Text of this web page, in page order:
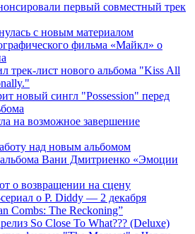
первый совместный трек
с новым материалом
фильма «Майкл» о
трек-лист нового альбома "Kiss All
новый сингл "Possession" перед
на возможное завершение
над новым альбомом
Вани Дмитриенко «Эмоции
о возвращении на сцену
о P. Diddy — 2 декабря
Combs: The Reckoning”
So Close To What??? (Deluxe)